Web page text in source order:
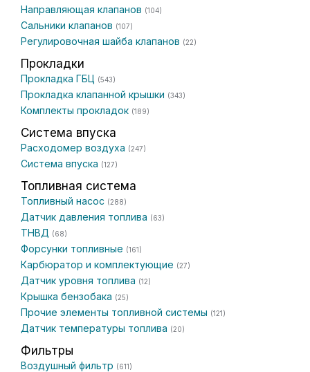
Направляющая клапанов (104)
Сальники клапанов (107)
Регулировочная шайба клапанов (22)
Прокладки
Прокладка ГБЦ (543)
Прокладка клапанной крышки (343)
Комплекты прокладок (189)
Система впуска
Расходомер воздуха (247)
Система впуска (127)
Топливная система
Топливный насос (288)
Датчик давления топлива (63)
ТНВД (68)
Форсунки топливные (161)
Карбюратор и комплектующие (27)
Датчик уровня топлива (12)
Крышка бензобака (25)
Прочие элементы топливной системы (121)
Датчик температуры топлива (20)
Фильтры
Воздушный фильтр (611)